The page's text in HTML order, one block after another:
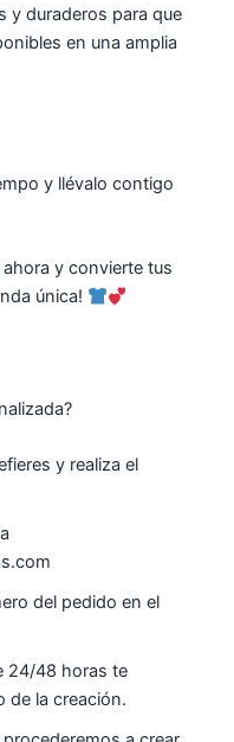
y duraderos para que
en una amplia
y llévalo contigo
ahora y convierte tus
única!
y realiza el
del pedido en el
24/48 horas te
de la creación.